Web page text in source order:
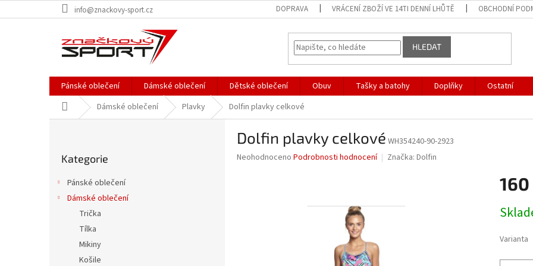
na
info@znackovy-sport.cz DOPRAVA VRÁCENÍ ZBOŽÍ VE 14TI DENNÍ LHŮTĚ OBCHODNÍ
HLEDAT
Pánské oblečení Dámské oblečení Dětské oblečení Obuv Tašky a batohy Doplňky
Ostatní
Domů Dámské oblečení Plavky Dolfin plavky celkové
kategorie
Kategorie
Pánské oblečení
Dámské oblečení
Trička
Tílka
Mikiny
Košile
Dolfin plavky celkové WH354240-90-2923
Průměrné
Neohodnoceno Podrobnosti hodnocení Značka: Dolfin
160
cena:
Varianta